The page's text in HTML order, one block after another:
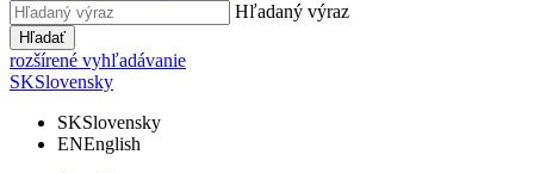
Hľadaný výraz
Hľadať
rozšírené vyhľadávanie
SKSlovensky
SKSlovensky
ENEnglish